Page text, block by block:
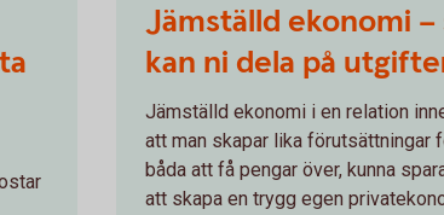
Jämställd ekonomi –
kan ni dela på
Jämställd ekonomi i en relation
att man skapar lika förutsättningar
båda att få pengar över, kunna
att skapa en trygg egen